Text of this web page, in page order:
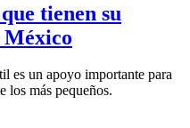
tienen su
México
es un apoyo importante para
los más pequeños.